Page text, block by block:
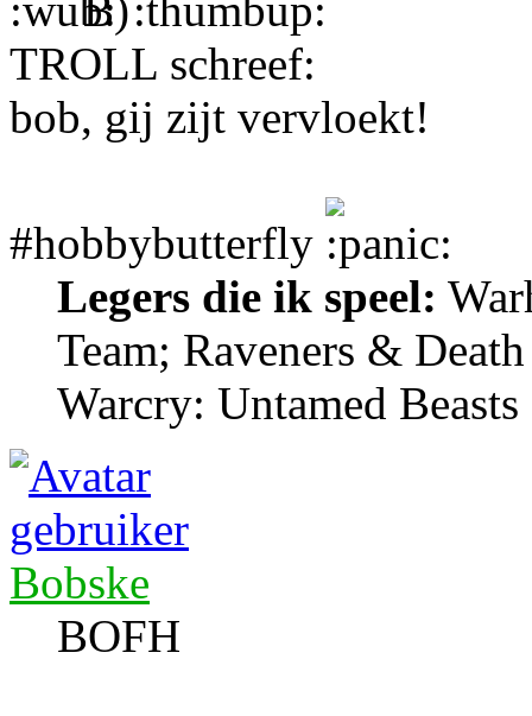
TROLL schreef:
bob, gij zijt vervloekt!
#hobbybutterfly
Legers die ik speel:
Team; Raveners &
Warcry: Untamed Beasts
Bobske
BOFH